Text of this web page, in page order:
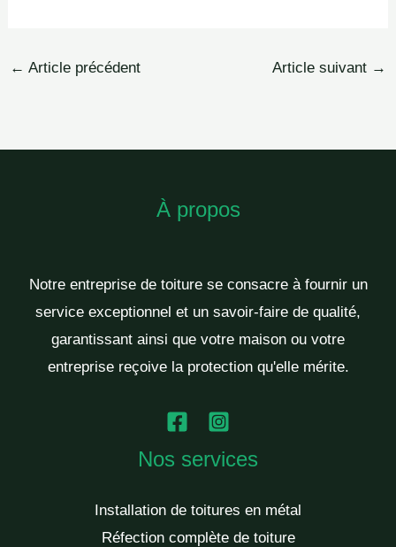
← Article précédent Article suivant →
À propos
Notre entreprise de toiture se consacre à fournir un
service exceptionnel et un savoir-faire de qualité,
garantissant ainsi que votre maison ou votre
entreprise reçoive la protection qu'elle mérite.
Nos services
Installation de toitures en métal
Réfection complète de toiture